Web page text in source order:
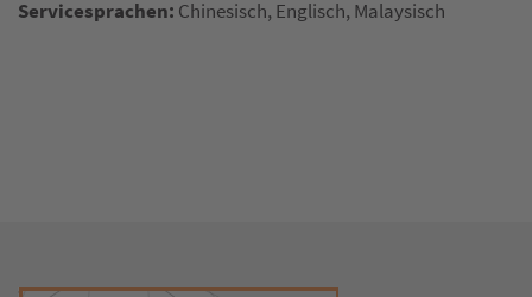
Servicesprachen: Chinesisch, Englisch, Malaysisch